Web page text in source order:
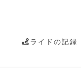
ライドの記録